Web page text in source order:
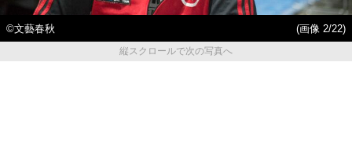
©文藝春秋
(画像 2/22)
縦スクロールで次の写真へ